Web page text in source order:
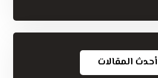
أحدث المقالات